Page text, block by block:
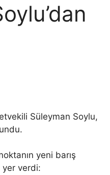
Süleyman Soylu,
yeni barış
yer verdi: